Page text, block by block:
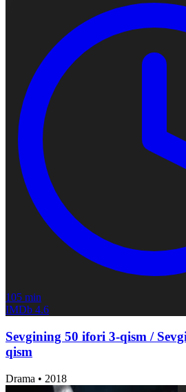
105 min
IMDb 4.6
Sevgining 50 ifori 3-qism /
qism
Drama • 2018